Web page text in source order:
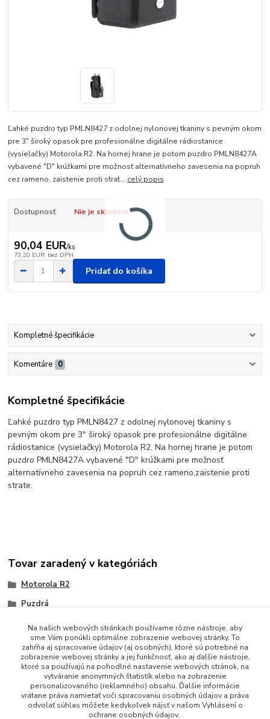
Ľahké puzdro typ PMLN8427 z odolnej nylonovej tkaniny s pevným okom
pre 3" široký opasok pre profesionálne digitálne rádiostanice
(vysielačky) Motorola R2. Na hornej hrane je potom puzdro PMLN8427A
vybavené "D" krúžkami pre možnosť alternatívneho zavesenia na popruh
cez rameno, zaistenie proti strat... celý popis
Dostupnosť Nie je skladom
90,04 EUR/ks
73,20 EUR bez DPH
Pridať do košíka
Kompletné špecifikácie
Komentáre 0
Kompletné špecifikácie
Ľahké puzdro typ PMLN8427 z odolnej nylonovej tkaniny s
pevným okom pre 3" široký opasok pre profesionálne digitálne
rádiostanice (vysielačky) Motorola R2. Na hornej hrane je potom
puzdro PMLN8427A vybavené "D" krúžkami pre možnosť
alternatívneho zavesenia na popruh cez rameno,zaistenie proti
strate.
Tovar zaradený v kategóriách
Motorola R2
Puzdrá
+421 948 229 224
Na našich webových stránkach používame rôzne nástroje, aby
sme Vám ponúkli optimálne zobrazenie webovej stránky. To
zahŕňa aj spracovanie údajov (aj osobných), ktoré sú potrebné na
zobrazenie webovej stránky a jej funkčnosť, ako aj ďalšie nástroje,
ktoré sa používajú na pohodlné nastavenie webových stránok, na
vytváranie anonymných štatistík alebo na zobrazenie
personalizovaného (reklamného) obsahu. Ďalšie informácie
vrátane práva namietať voči spracovaniu osobných údajov a práva
odvolať súhlas môžete kedykoľvek nájsť v našom Vyhlásení o
ochrane osobných údajov.